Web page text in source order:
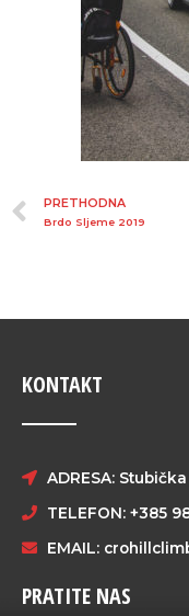
PRETHODNA
Brdo Sljeme 2019
KONTAKT
ADRESA:
TELEFON: +385
EMAIL:
PRATITE NAS